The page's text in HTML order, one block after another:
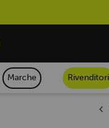
Marche Rivenditori